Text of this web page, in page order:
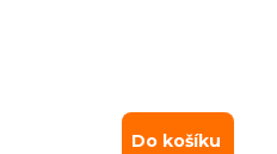
Do košíku